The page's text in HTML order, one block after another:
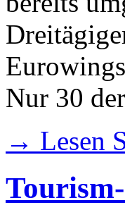
Nur 30
→ Lesen